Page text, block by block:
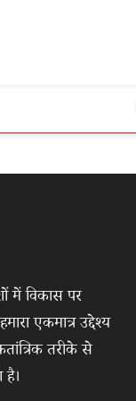
में विकास पर
एकमात्र उद्देश्य
तरीके से
है।